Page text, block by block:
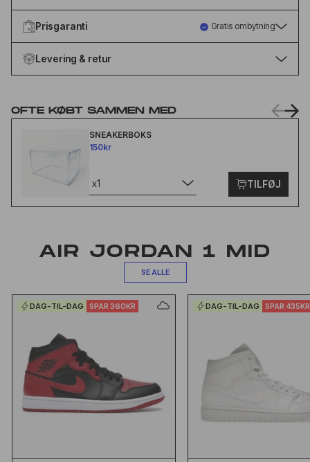
Prisgaranti Gratis ombytning
Levering & retur
OFTE KØBT SAMMEN MED
SNEAKERBOKS
150kr
x1 TILFØJ
AIR JORDAN 1 MID
SE ALLE
DAG-TIL-DAG SPAR 360KR DAG-TIL-DAG SPAR 435KR